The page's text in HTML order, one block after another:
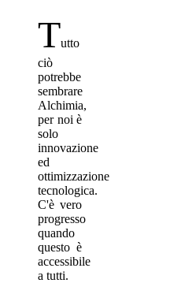
Tutto
ciò
potrebbe
sembrare
Alchimia,
per noi è
solo
innovazione
ed
ottimizzazione
tecnologica.
C'è vero
progresso
quando
questo è
accessibile
a tutti.